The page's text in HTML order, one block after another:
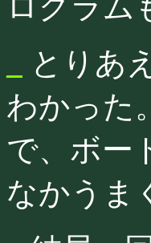
とりあ
わかった
で、ボー
なかうま